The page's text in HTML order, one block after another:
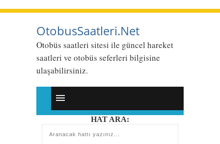
OtobusSaatleri.Net
Otobüs saatleri sitesi ile güncel hareket
saatleri ve otobüs seferleri bilgisine
ulaşabilirsiniz.
HAT ARA: